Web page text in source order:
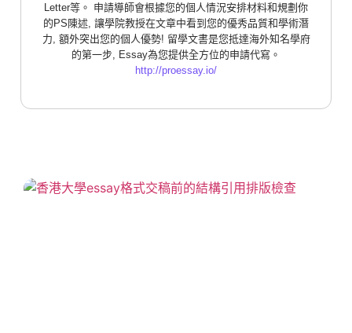
Letter等。 申請導師會根據您的個人情況安排材料和規劃你
的PS陳述, 讓學院教授在文章中看到您的優秀品質和學術潛
力, 額外突出您的個人優勢! 留學文書是您抵達海外知名學府
的第一步, Essay為您提供全方位的申請代寫。
http://proessay.io/